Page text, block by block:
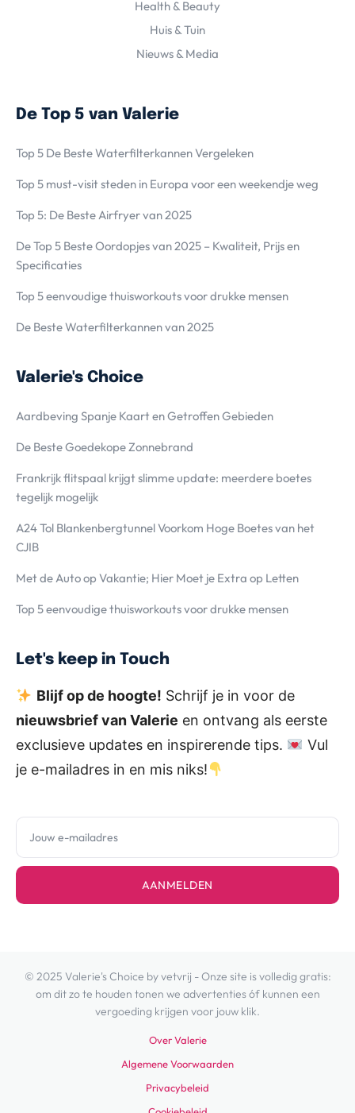
Health & Beauty
Huis & Tuin
Nieuws & Media
De Top 5 van Valerie
Top 5 De Beste Waterfilterkannen Vergeleken
Top 5 must-visit steden in Europa voor een weekendje weg
Top 5: De Beste Airfryer van 2025
De Top 5 Beste Oordopjes van 2025 – Kwaliteit, Prijs en
Specificaties
Top 5 eenvoudige thuisworkouts voor drukke mensen
De Beste Waterfilterkannen van 2025
Valerie's Choice
Aardbeving Spanje Kaart en Getroffen Gebieden
De Beste Goedekope Zonnebrand
Frankrijk flitspaal krijgt slimme update: meerdere boetes
tegelijk mogelijk
A24 Tol Blankenbergtunnel Voorkom Hoge Boetes van het
CJIB
Met de Auto op Vakantie; Hier Moet je Extra op Letten
Top 5 eenvoudige thuisworkouts voor drukke mensen
Let's keep in Touch
Blijf op de hoogte! Schrijf je in voor de
nieuwsbrief van Valerie en ontvang als eerste
exclusieve updates en inspirerende tips.
Vul
je e-mailadres in en mis niks!
AANMELDEN
© 2025 Valerie's Choice by vetvrij - Onze site is volledig gratis:
om dit zo te houden tonen we advertenties óf kunnen een
vergoeding krijgen voor jouw klik.
Over Valerie
Algemene Voorwaarden
Privacybeleid